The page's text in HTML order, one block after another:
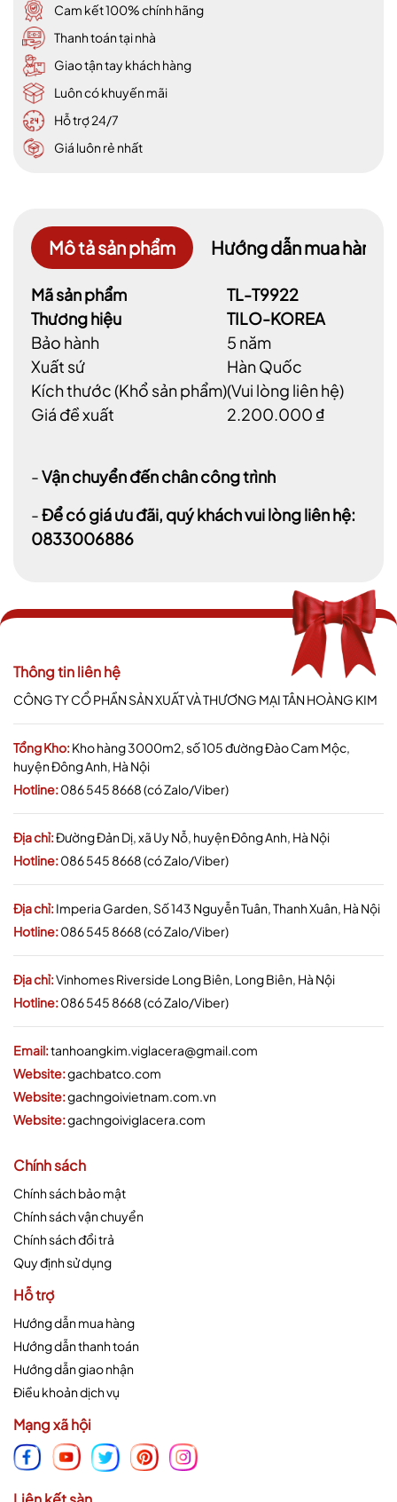
Cam kết 100% chính hãng
Thanh toán tại nhà
Giao tận tay khách hàng
Luôn có khuyến mãi
Hỗ trợ 24/7
Giá luôn rẻ nhất
Mô tả sản phẩm Hướng dẫn mua hàng
Mã sản phẩm
TL-T9922
Thương hiệu
TILO-KOREA
Bảo hành
5 năm
Xuất sứ
Hàn Quốc
Kích thước (Khổ sản phẩm)(Vui lòng liên hệ)
Giá đề xuất
2.200.000 ₫
-Vận chuyển đến chân công trình
-Để có giá ưu đãi, quý khách vui lòng liên hệ:
0833006886
Thông tin liên hệ
CÔNG TY CỔ PHẦN SẢN XUẤT VÀ THƯƠNG MẠI TÂN HOÀNG KIM
Tổng Kho:Kho hàng 3000m2, số 105 đường Đào Cam Mộc,
huyện Đông Anh, Hà Nội
Hotline:086 545 8668 (có Zalo/Viber)
Địa chỉ:Đường Đản Dị, xã Uy Nỗ, huyện Đông Anh, Hà Nội
Hotline:086 545 8668 (có Zalo/Viber)
Địa chỉ:Imperia Garden, Số 143 Nguyễn Tuân, Thanh Xuân, Hà Nội
Hotline:086 545 8668 (có Zalo/Viber)
Địa chỉ:Vinhomes Riverside Long Biên, Long Biên, Hà Nội
Hotline:086 545 8668 (có Zalo/Viber)
Email:tanhoangkim.viglacera@gmail.com
Website:gachbatco.com
Website:gachngoivietnam.com.vn
Website:gachngoiviglacera.com
Chính sách
Chính sách bảo mật
Chính sách vận chuyển
Chính sách đổi trả
Quy định sử dụng
Hỗ trợ
Hướng dẫn mua hàng
Hướng dẫn thanh toán
Hướng dẫn giao nhận
Điều khoản dịch vụ
Mạng xã hội